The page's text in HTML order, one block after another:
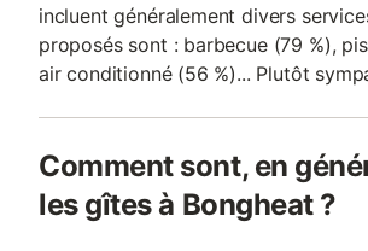
incluent généralement divers
proposés sont : barbecue (79 %),
air conditionné (56 %)... Plutôt
Comment sont, en
les gîtes à Bongheat ?